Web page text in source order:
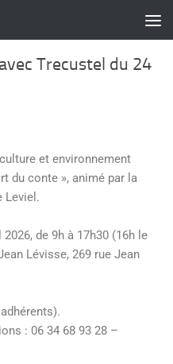
Trecustel du 24
et environnement
du conte », animé par la
Leviel.
de 9h à 17h30 (16h le
Lévisse, 269 rue Jean
: 06 34 68 93 28 –